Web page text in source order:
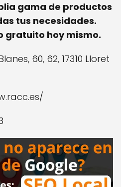
gama de productos
tus necesidades.
gratuito hoy mismo.
60, 62, 17310 Lloret